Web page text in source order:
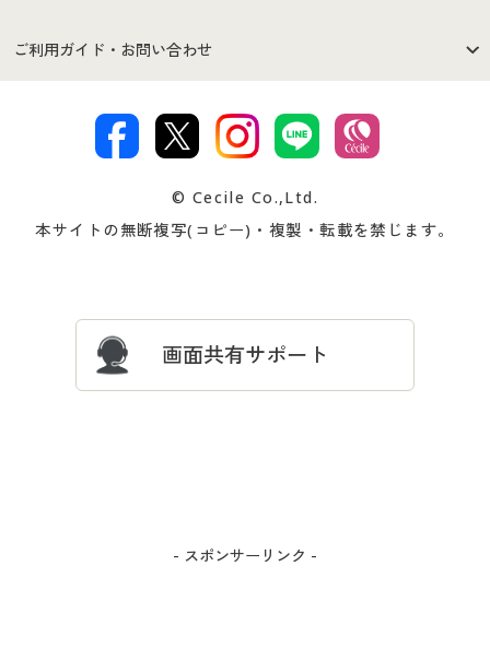
セシールご利用規約
著作権・商標について 会社案内
商品カテゴリ
プレゼント＆キャンペーン サイトマップ
ご利用ガイド・お問い合わせ
交換・返品は お支払は
ついて
忘れの場合
© Cecile Co.,Ltd.
本サイトの無断複写(コピー)・複製・転載を禁じます。
画面共有サポート
- スポンサーリンク -